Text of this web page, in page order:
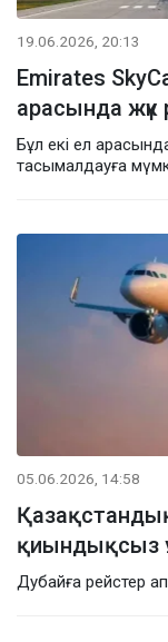
19.06.2026, 20:13
Emirates
арасында жүк
Бұл екі ел
тасымалдауға
05.06.2026, 14:58
қиындықсыз
Дубайға рейстер